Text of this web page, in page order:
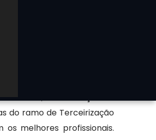
controle de entregas e
Terceirização de
do ramo de Terceirização
melhores profissionais.